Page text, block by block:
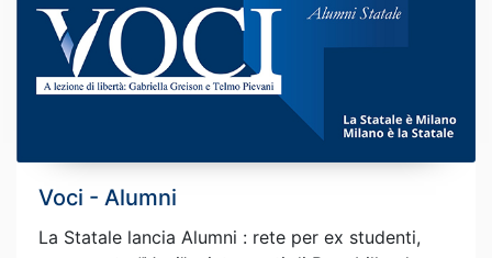
Voci - Alumni
La Statale lancia Alumni : rete per ex studenti,